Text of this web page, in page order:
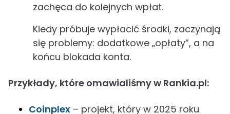
zachęca do kolejnych wpłat.
Kiedy próbuje wypłacić środki, zaczynają
się problemy: dodatkowe „opłaty”, a na
końcu blokada konta.
Przykłady, które omawialiśmy w Rankia.pl:
Coinplex – projekt, który w 2025 roku